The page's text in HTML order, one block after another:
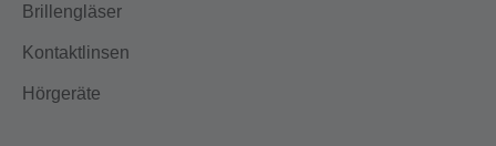
Brillengläser
Kontaktlinsen
Hörgeräte